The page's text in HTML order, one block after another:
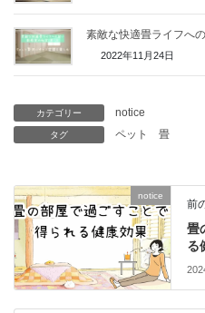
素敵な快適畳ライフ
2022年11月24日
カテゴリー notice
タグ ペット 畳
notice
前
畳
る